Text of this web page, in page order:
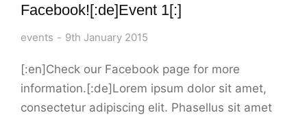
Facebook![:de]Event 1[:]
events 9th January 2015
[:en]Check our Facebook page for more
information.[:de]Lorem ipsum dolor sit amet,
consectetur adipiscing elit. Phasellus sit amet